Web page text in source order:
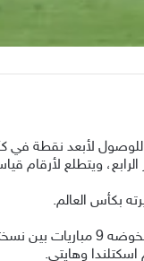
لأبعد نقطة في كأس
أبطال الإنجاز التاريخي في مونديال قطر 2022
و2010.
وهايتي.